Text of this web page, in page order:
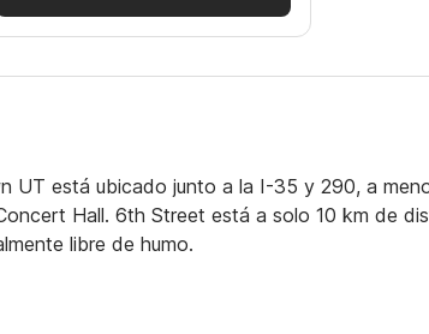
UT está ubicado junto a la I-35 y 290, a
Hall. 6th Street está a solo 10 km de
libre de humo.